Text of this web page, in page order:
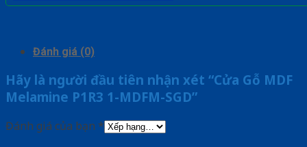
Đánh giá (0)
Hãy là người đầu tiên nhận xét “Cửa Gỗ MDF
Melamine P1R3 1-MDFM-SGD”
Đánh giá của bạn *